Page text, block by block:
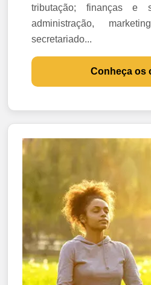
tributação; finanças e
administração,
secretariado...
Conheça os